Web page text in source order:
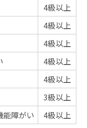
4級以上
4級以上
4級以上
4級以上
4級以上
3級以上
能障がい
4級以上